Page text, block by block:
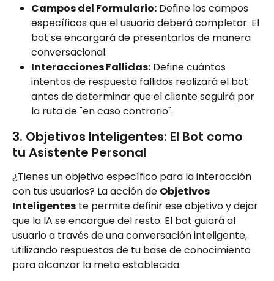
Campos del Formulario: Define los campos
específicos que el usuario deberá completar. El
bot se encargará de presentarlos de manera
conversacional.
Interacciones Fallidas: Define cuántos
intentos de respuesta fallidos realizará el bot
antes de determinar que el cliente seguirá por
la ruta de "en caso contrario".
3. Objetivos Inteligentes: El Bot como
tu Asistente Personal
¿Tienes un objetivo específico para la interacción
con tus usuarios? La acción de Objetivos
Inteligentes te permite definir ese objetivo y dejar
que la IA se encargue del resto. El bot guiará al
usuario a través de una conversación inteligente,
utilizando respuestas de tu base de conocimiento
para alcanzar la meta establecida.